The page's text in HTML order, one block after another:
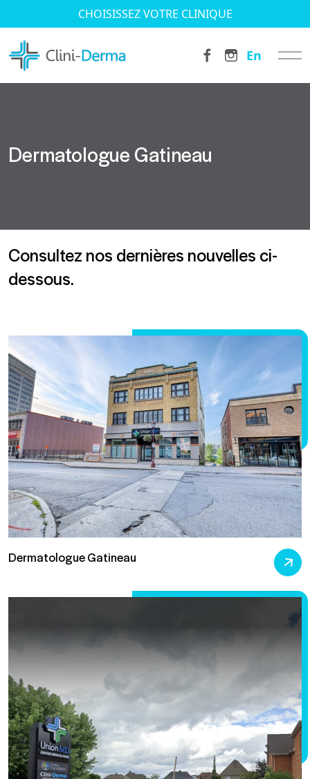
CHOISISSEZ VOTRE CLINIQUE
En
Dermatologue Gatineau
Consultez nos dernières nouvelles ci-
dessous.
Dermatologue Gatineau